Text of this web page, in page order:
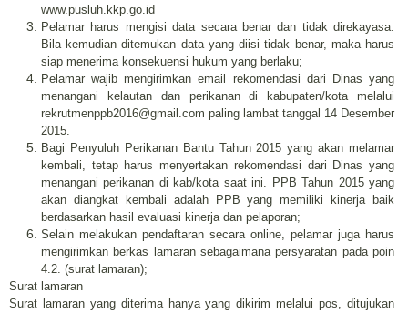
www.pusluh.kkp.go.id
Pelamar harus mengisi data secara benar dan tidak direkayasa.
Bila kemudian ditemukan data yang diisi tidak benar, maka harus
siap menerima konsekuensi hukum yang berlaku;
Pelamar wajib mengirimkan email rekomendasi dari Dinas yang
menangani kelautan dan perikanan di kabupaten/kota melalui
rekrutmenppb2016@gmail.com paling lambat tanggal 14 Desember
2015.
Bagi Penyuluh Perikanan Bantu Tahun 2015 yang akan melamar
kembali, tetap harus menyertakan rekomendasi dari Dinas yang
menangani perikanan di kab/kota saat ini. PPB Tahun 2015 yang
akan diangkat kembali adalah PPB yang memiliki kinerja baik
berdasarkan hasil evaluasi kinerja dan pelaporan;
Selain melakukan pendaftaran secara online, pelamar juga harus
mengirimkan berkas lamaran sebagaimana persyaratan pada poin
4.2. (surat lamaran);
Surat lamaran
Surat lamaran yang diterima hanya yang dikirim melalui pos, ditujukan